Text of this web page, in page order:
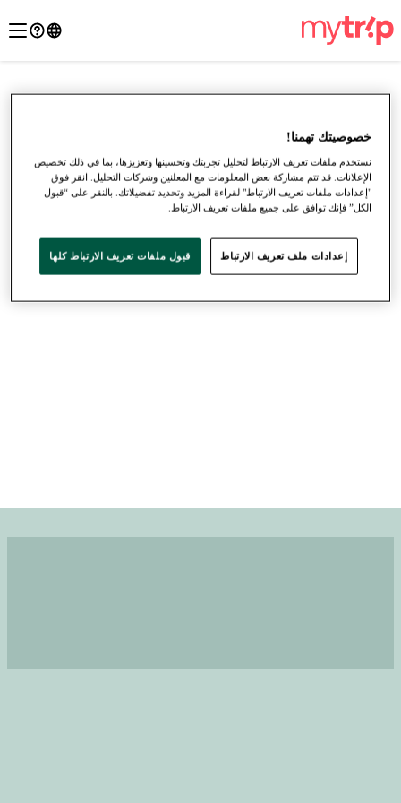
●
●
●
خصوصيتك تهمنا!
نستخدم ملفات تعريف الارتباط لتحليل تجربتك وتحسينها وتعزيزها، بما في ذلك تخصيص
الإعلانات. قد تتم مشاركة بعض المعلومات مع المعلنين وشركات التحليل. انقر فوق
"إعدادات ملفات تعريف الارتباط" لقراءة المزيد وتحديد تفضيلاتك. بالنقر على “قبول
الكل” فإنك توافق على جميع ملفات تعريف الارتباط.
إعدادات ملف تعريف الارتباط قبول ملفات تعريف الارتباط كلها